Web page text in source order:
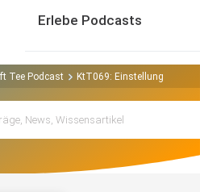
Erlebe Podcasts
Tee Podcast KtT069: Einstellung des